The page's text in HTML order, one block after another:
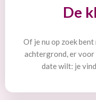
De
Of je nu op zoek
achtergrond, er
date wilt: je